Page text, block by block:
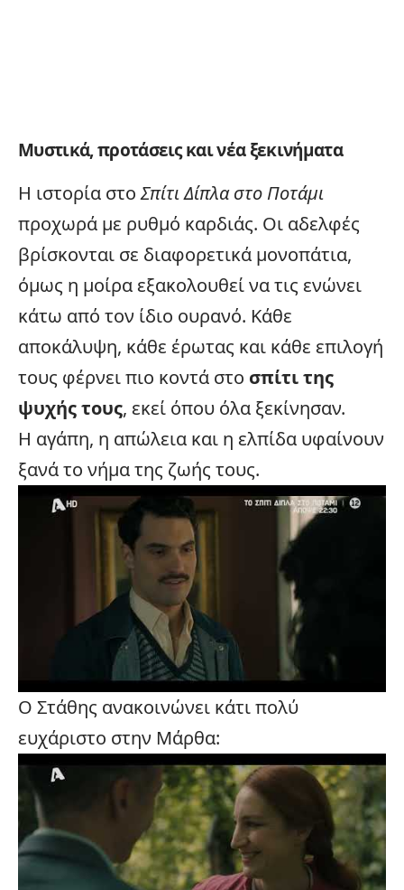
Μυστικά, προτάσεις και νέα ξεκινήματα
Η ιστορία στοΣπίτι Δίπλα στο Ποτάμι
προχωρά με ρυθμό καρδιάς. Οι αδελφές
βρίσκονται σε διαφορετικά μονοπάτια,
όμως η μοίρα εξακολουθεί να τις ενώνει
κάτω από τον ίδιο ουρανό. Κάθε
αποκάλυψη, κάθε έρωτας και κάθε επιλογή
τους φέρνει πιο κοντά στο σπίτι της
ψυχής τους, εκεί όπου όλα ξεκίνησαν.
Η αγάπη, η απώλεια και η ελπίδα υφαίνουν
ξανά το νήμα της ζωής τους.
Ο Στάθης ανακοινώνει κάτι πολύ
ευχάριστο στην Μάρθα: